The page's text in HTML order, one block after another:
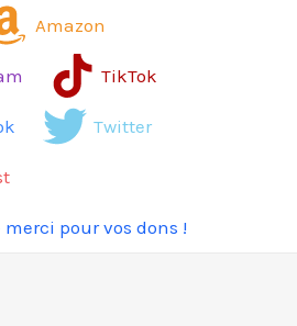
Amazon
TikTok
Twitter
merci pour vos dons !